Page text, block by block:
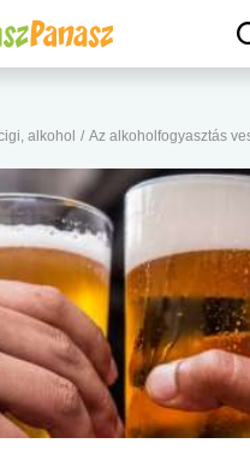
alkohol / Az alkoholfogyasztás